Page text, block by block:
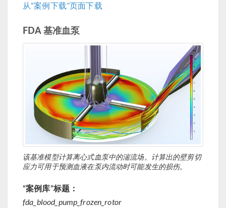
从“案例下载”页面下载
FDA 基准血泵
该基准模型计算离心式血泵中的湍流场。计算出的壁剪切
应力可用于预测血液在泵内流动时可能发生的损伤。
“案例库”标题：
fda_blood_pump_frozen_rotor